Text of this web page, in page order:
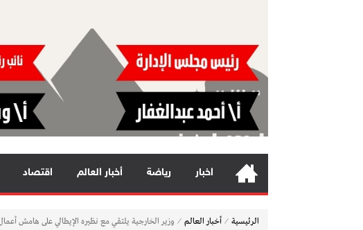
اخبار رياضة أخبار العالم اقتصاد
الرئيسية ⁄ أخبار العالم ⁄ وزير الخارجية يلتقي مع نظيره الإيطالي على هامش